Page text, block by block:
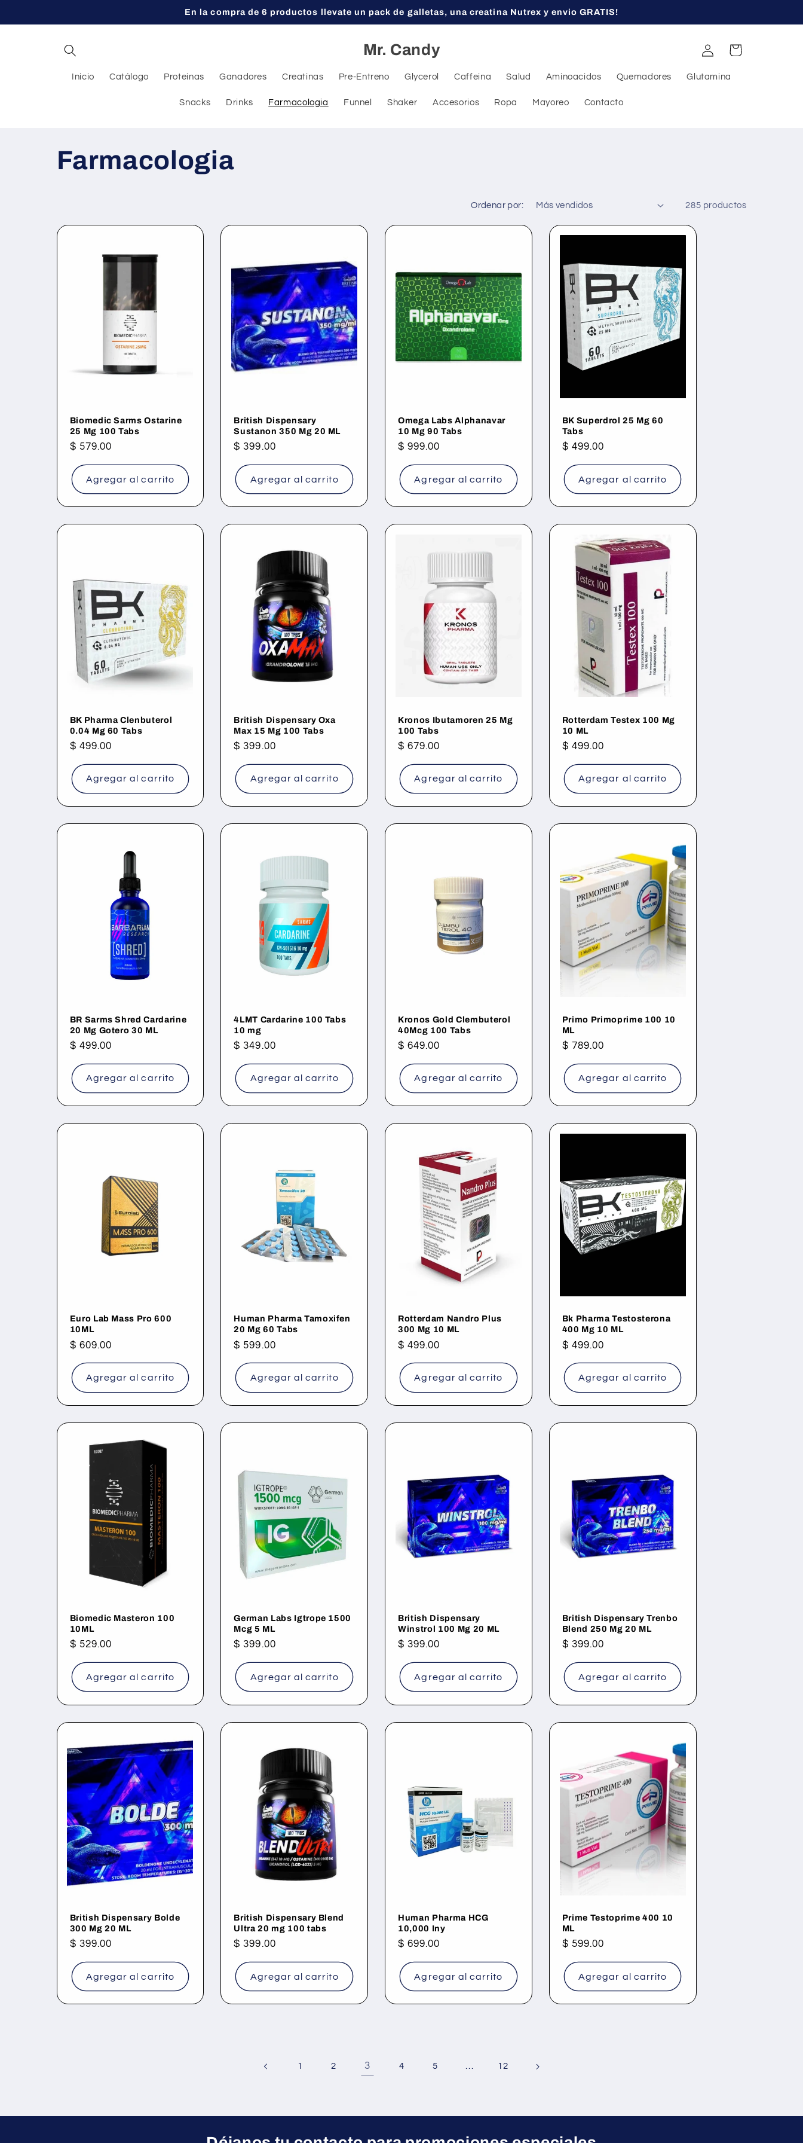
al contenido
En la compra de 6 productos llevate un pack de galletas, una creatina Nutrex y envio GRATIS!
Mr. Candy
Inicio Catálogo Proteinas Ganadores Creatinas Pre-Entreno Glycerol Caffeina Salud Aminoacidos Quemadores Glutamina
Snacks Drinks Farmacologia Funnel Shaker Accesorios Ropa Mayoreo Contacto
Iniciar
sesión
Carrito
C
l
n
Farmacologia
Ordenar por: 285 productos
Biomedic Sarms Ostarine
25 Mg 100 Tabs
Precio
$ 579.00
Agregar al carrito
British Dispensary
Sustanon 350 Mg 20 ML
Precio
$ 399.00
Agregar al carrito
Omega Labs Alphanavar
10 Mg 90 Tabs
Precio
$ 999.00
Agregar al carrito
BK Superdrol 25 Mg 60
Tabs
Precio
$ 499.00
Agregar al carrito
BK Pharma Clenbuterol
0.04 Mg 60 Tabs
Precio
$ 499.00
Agregar al carrito
British Dispensary Oxa
Max 15 Mg 100 Tabs
Precio
$ 399.00
Agregar al carrito
Kronos Ibutamoren 25 Mg
100 Tabs
Precio
$ 679.00
Agregar al carrito
Rotterdam Testex 100 Mg
10 ML
Precio
$ 499.00
Agregar al carrito
BR Sarms Shred Cardarine
20 Mg Gotero 30 ML
Precio
$ 499.00
Agregar al carrito
4LMT Cardarine 100 Tabs
10 mg
Precio
$ 349.00
Agregar al carrito
Kronos Gold Clembuterol
40Mcg 100 Tabs
Precio
$ 649.00
Agregar al carrito
Primo Primoprime 100 10
ML
Precio
$ 789.00
Agregar al carrito
Euro Lab Mass Pro 600
10ML
Precio
$ 609.00
Agregar al carrito
Human Pharma Tamoxifen
20 Mg 60 Tabs
Precio
$ 599.00
Agregar al carrito
Rotterdam Nandro Plus
300 Mg 10 ML
Precio
$ 499.00
Agregar al carrito
Bk Pharma Testosterona
400 Mg 10 ML
Precio
$ 499.00
Agregar al carrito
Biomedic Masteron 100
10ML
Precio
$ 529.00
Agregar al carrito
German Labs Igtrope 1500
Mcg 5 ML
Precio
$ 399.00
Agregar al carrito
British Dispensary
Winstrol 100 Mg 20 ML
Precio
$ 399.00
Agregar al carrito
British Dispensary Trenbo
Blend 250 Mg 20 ML
Precio
$ 399.00
Agregar al carrito
British Dispensary Bolde
300 Mg 20 ML
Precio
$ 399.00
Agregar al carrito
British Dispensary Blend
Ultra 20 mg 100 tabs
Precio
$ 399.00
Agregar al carrito
Human Pharma HCG
10,000 Iny
Precio
$ 699.00
Agregar al carrito
Prime Testoprime 400 10
ML
Precio
$ 599.00
Agregar al carrito
1 2 3 4 5 … 12